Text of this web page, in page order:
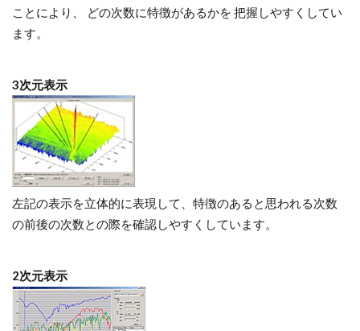
ことにより、 どの次数に特徴があるかを 把握しやすくしてい
ます。
3次元表示
左記の表示を立体的に表現して、特徴のあると思われる次数
の前後の次数との際を確認しやすくしています。
2次元表示